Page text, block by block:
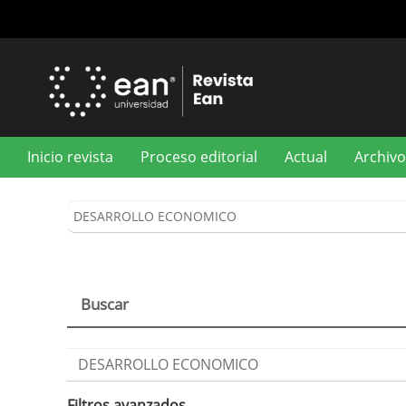
principal
Inicio revista Proceso editorial Actual
Buscar
Buscar
artículos
por